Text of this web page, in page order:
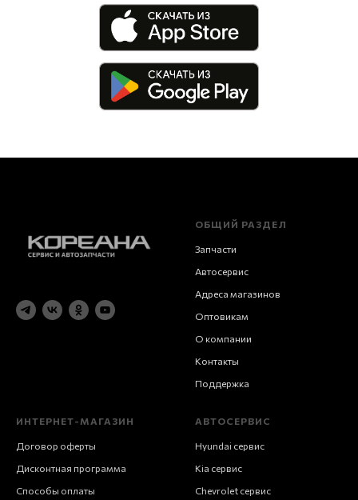
ОБЩИЙ РАЗДЕЛ
Запчасти
Автосервис
Адреса магазинов
Оптовикам
О компании
Контакты
Поддержка
ИНТЕРНЕТ-МАГАЗИН
Договор оферты
Дисконтная программа
Способы оплаты
АВТОСЕРВИС
Hyundai сервис
Kia сервис
Chevrolet сервис